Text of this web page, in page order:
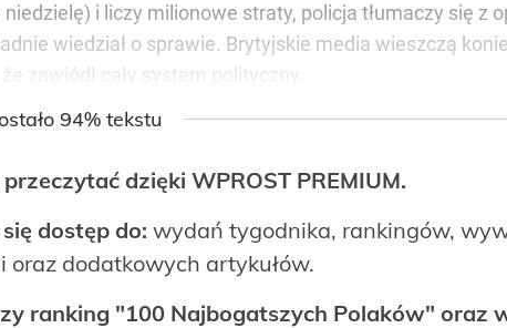
i liczy milionowe straty, policja tłumaczy się z
wiedział o sprawie. Brytyjskie media wieszczą
zawiódł cały system polityczny.
94% tekstu
dzięki WPROST PREMIUM.
dostęp do: wydań tygodnika, rankingów,
oraz dodatkowych artykułów.
ranking "100 Najbogatszych Polaków" oraz